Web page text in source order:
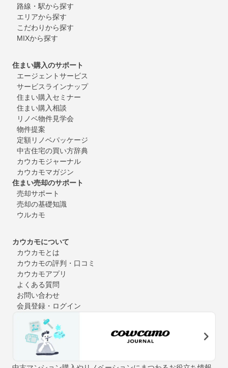
路線・駅から探す
エリアから探す
こだわりから探す
MIXから探す
住まい購入のサポート
エージェントサービス
サービスラインナップ
住まい購入セミナー
住まい購入相談
リノベ物件見学会
物件提案
定額リノベパッケージ
中古住宅の買い方辞典
カウカモジャーナル
カウカモマガジン
住まい売却のサポート
売却サポート
売却の基礎知識
ウルカモ
カウカモについて
カウカモとは
カウカモの評判・口コミ
カウカモアプリ
よくある質問
お問い合わせ
会員登録・ログイン